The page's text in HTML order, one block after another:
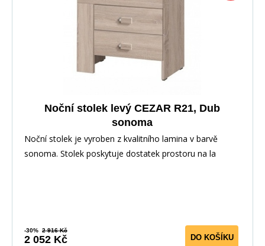
Noční stolek levý CEZAR R21, Dub
sonoma
Noční stolek je vyroben z kvalitního lamina v barvě
sonoma. Stolek poskytuje dostatek prostoru na la
-30% 2 916 Kč
2 052 Kč DO KOŠÍKU